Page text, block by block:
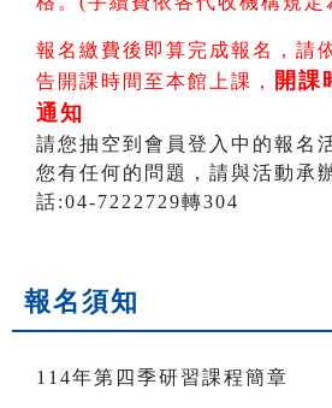
報名繳費後即算完成報名，請
告開課時間至本館上課，
開課
通知
請您抽空到會員登入中的報名
您有任何的問題，請與活動承
話:04-7222729轉304
報名須知
114年第四季研習課程簡章